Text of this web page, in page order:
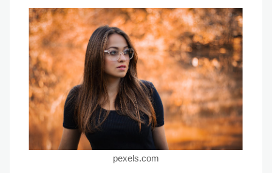
pexels.com